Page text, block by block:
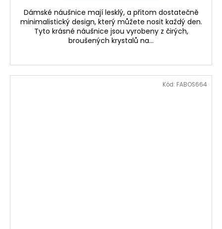
Dámské náušnice mají lesklý, a přitom dostatečně
minimalistický design, který můžete nosit každý den.
Tyto krásné náušnice jsou vyrobeny z čirých,
broušených krystalů na...
Kód: FABOS664